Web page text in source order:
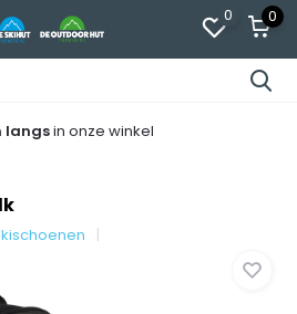
0 0
langsin onze winkel